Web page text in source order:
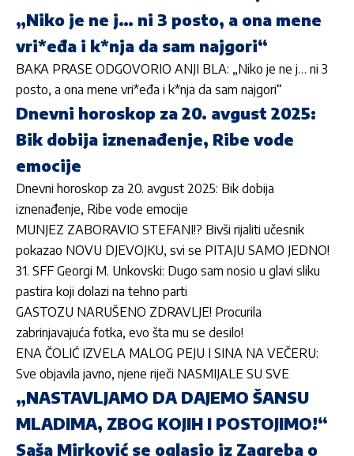
„Niko je ne j… ni 3 posto, a ona mene
vri*eđa i k*nja da sam najgori“
BAKA PRASE ODGOVORIO ANJI BLA: „Niko je ne j… ni 3
posto, a ona mene vri*eđa i k*nja da sam najgori“
Dnevni horoskop za 20. avgust 2025:
Bik dobija iznenađenje, Ribe vode
emocije
Dnevni horoskop za 20. avgust 2025: Bik dobija
iznenađenje, Ribe vode emocije
MUNJEZ ZABORAVIO STEFANI!? Bivši rijaliti učesnik
pokazao NOVU DJEVOJKU, svi se PITAJU SAMO JEDNO!
31. SFF Georgi M. Unkovski: Dugo sam nosio u glavi sliku
pastira koji dolazi na tehno parti
GASTOZU NARUŠENO ZDRAVLJE! Procurila
zabrinjavajuća fotka, evo šta mu se desilo!
ENA ČOLIĆ IZVELA MALOG PEJU I SINA NA VEČERU:
Sve objavila javno, njene riječi NASMIJALE SU SVE
„NASTAVLJAMO DA DAJEMO ŠANSU
MLADIMA, ZBOG KOJIH I POSTOJIMO!“
Saša Mirković se oglasio iz Zagreba o